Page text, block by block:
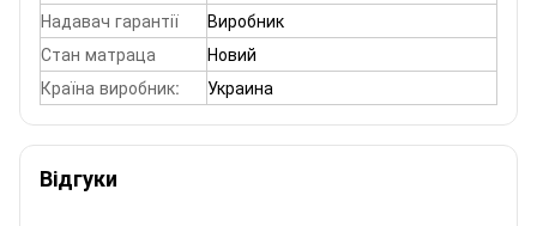
Надавач гарантії
Виробник
Стан матраца
Новий
Країна виробник:
Украина
Відгуки